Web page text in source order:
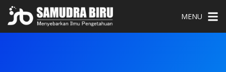
MENU